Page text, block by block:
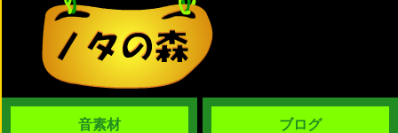
音素材 ブログ